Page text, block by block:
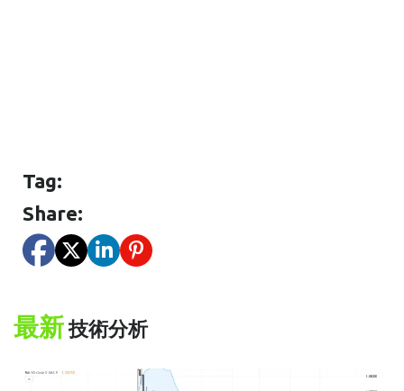
Tag:
Share:
最新技術分析